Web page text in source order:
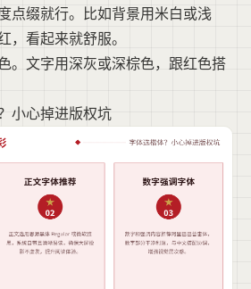
点缀就行。比如背景用米白或浅
，看起来就舒服。
。文字用深灰或深棕色，跟红色搭
小心掉进版权坑